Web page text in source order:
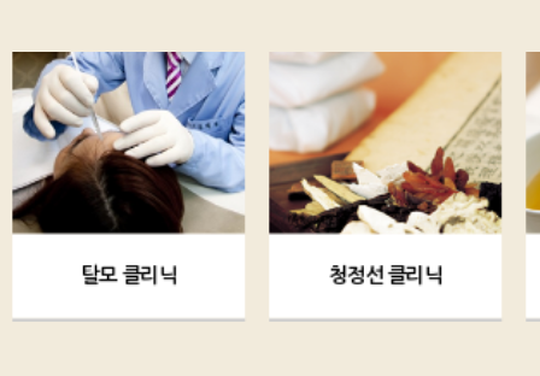
탈모 클리닉 청정선 클리닉